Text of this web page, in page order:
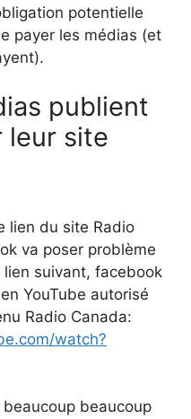
potentielle
payer les médias (et
publient
leur site
lien du site Radio
va poser problème
suivant, facebook
YouTube autorisé
Radio Canada:
watch?
beaucoup